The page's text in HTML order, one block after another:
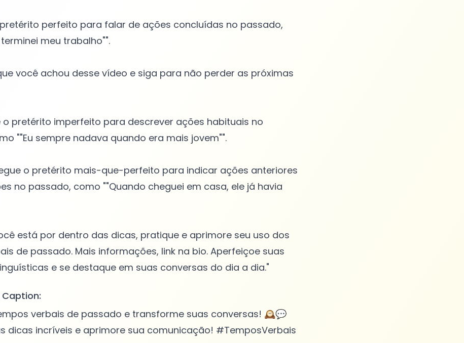
pretérito perfeito para falar de ações concluídas no passado,
meu trabalho"".
você achou desse vídeo e siga para não perder as próximas
o pretérito imperfeito para descrever ações habituais no
""Eu sempre nadava quando era mais jovem"".
o pretérito mais-que-perfeito para indicar ações anteriores
no passado, como ""Quando cheguei em casa, ele já havia
está por dentro das dicas, pratique e aprimore seu uso dos
de passado. Mais informações, link na bio. Aperfeiçoe suas
Caption:
verbais de passado e transforme suas conversas! 🕰️💬
dicas incríveis e aprimore sua comunicação! #TemposVerbais